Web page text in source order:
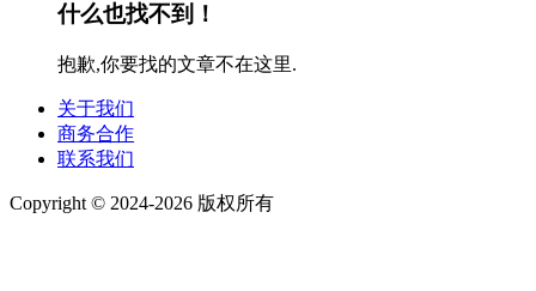
什么也找不到！
抱歉,你要找的文章不在这里.
关于我们
商务合作
联系我们
Copyright © 2024-2026 版权所有